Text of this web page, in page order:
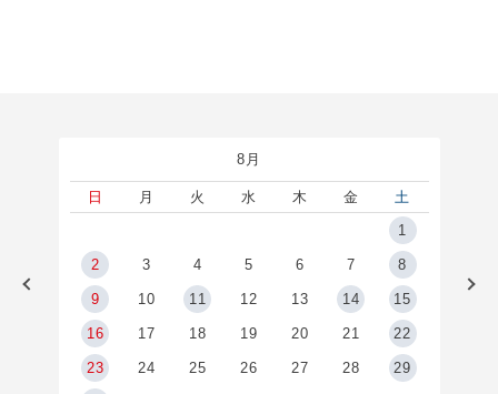
8月
日 月 火 水 木 金
土
1
2 3 4 5 6 7 8
9 10 11 12 13 14 15
16 17 18 19 20 21 22
23 24 25 26 27 28 29